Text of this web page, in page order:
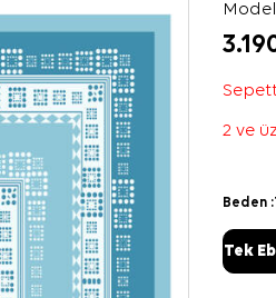
2 ve
Beden :
Tek